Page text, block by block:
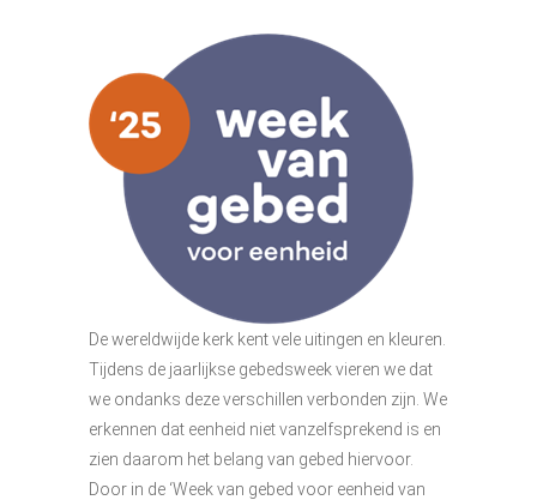
De wereldwijde kerk kent vele uitingen en kleuren.
Tijdens de jaarlijkse gebedsweek vieren we dat
we ondanks deze verschillen verbonden zijn. We
erkennen dat eenheid niet vanzelfsprekend is en
zien daarom het belang van gebed hiervoor.
Door in de ‘Week van gebed voor eenheid van